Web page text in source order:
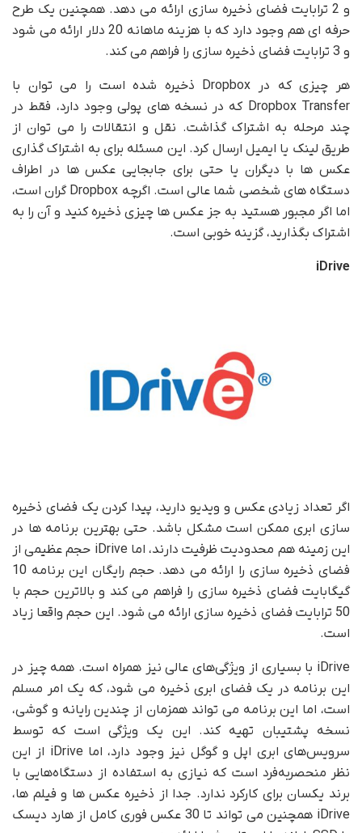
و 2 ترابایت فضای ذخیره سازی ارائه می دهد. همچنین یک طرح
حرفه ای هم وجود دارد که با هزینه ماهانه 20 دلار ارائه می شود
و 3 ترابایت فضای ذخیره سازی را فراهم می کند.
هر چیزی که در Dropbox ذخیره شده است را می توان با
Dropbox Transfer که در نسخه های پولی وجود دارد، فقط در
چند مرحله به اشتراک گذاشت. نقل و انتقالات را می توان از
طریق لینک یا ایمیل ارسال کرد. این مسئله برای به اشتراک گذاری
عکس ها با دیگران یا حتی برای جابجایی عکس ها در اطراف
دستگاه های شخصی شما عالی است. اگرچه Dropbox گران است،
اما اگر مجبور هستید به جز عکس ها چیزی ذخیره کنید و آن را به
اشتراک بگذارید، گزینه خوبی است.
iDrive
اگر تعداد زیادی عکس و ویدیو دارید، پیدا کردن یک فضای ذخیره
سازی ابری ممکن است مشکل باشد. حتی بهترین برنامه ها در
این زمینه هم محدودیت ظرفیت دارند، اما iDrive حجم عظیمی از
فضای ذخیره سازی را ارائه می دهد. حجم رایگان این برنامه 10
گیگابایت فضای ذخیره سازی را فراهم می کند و بالاترین حجم با
50 ترابایت فضای ذخیره سازی ارائه می شود. این حجم واقعا زیاد
است.
iDrive با بسیاری از ویژگی‌های عالی نیز همراه است. همه چیز در
این برنامه در یک فضای ابری ذخیره می شود، که یک امر مسلم
است، اما این برنامه می تواند همزمان از چندین رایانه و گوشی،
نسخه پشتیبان تهیه کند. این یک ویژگی است که توسط
سرویس‌های ابری اپل و گوگل نیز وجود دارد، اما iDrive از این
نظر منحصربه‌فرد است که نیازی به استفاده از دستگاه‌هایی با
برند یکسان برای کارکرد ندارد. جدا از ذخیره عکس ها و فیلم ها،
iDrive همچنین می تواند تا 30 عکس فوری کامل از هارد دیسک